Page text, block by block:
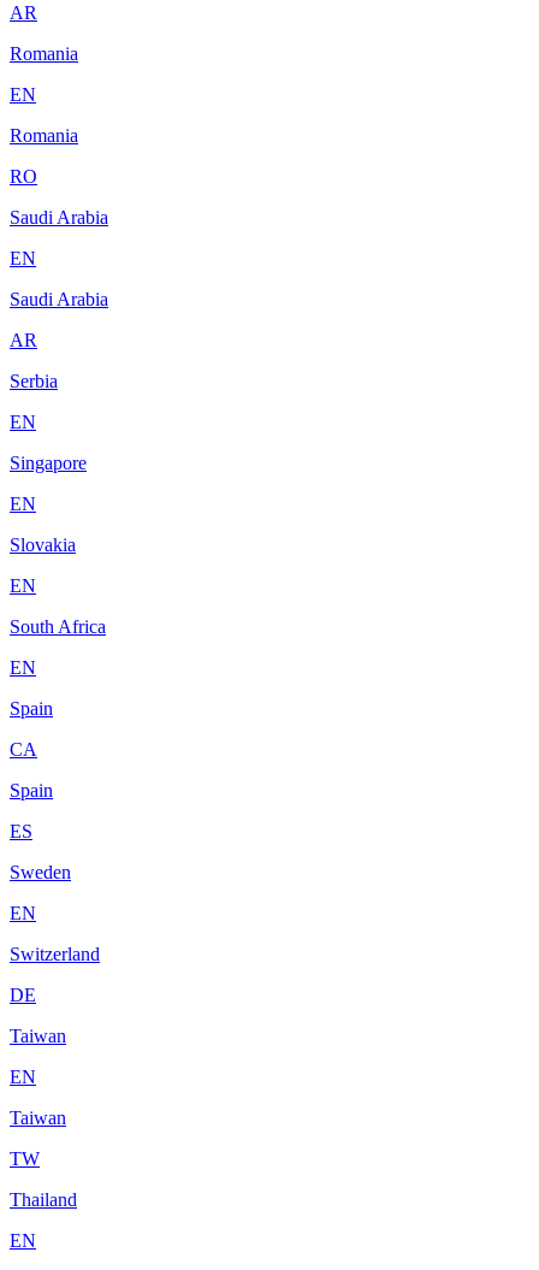
AR
Romania
EN
Romania
RO
Saudi Arabia
EN
Saudi Arabia
AR
Serbia
EN
Singapore
EN
Slovakia
EN
South Africa
EN
Spain
CA
Spain
ES
Sweden
EN
Switzerland
DE
Taiwan
EN
Taiwan
TW
Thailand
EN